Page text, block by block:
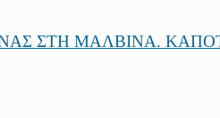
ΣΤΗ ΜΑΛΒΙΝΑ.